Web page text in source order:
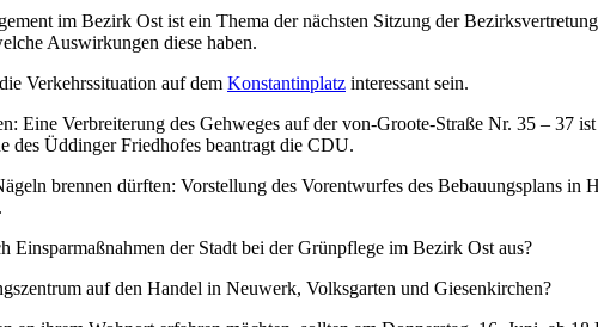
im Bezirk Ost ist ein Thema der nächsten Sitzung der
Auswirkungen diese haben.
Verkehrssituation auf dem Konstantinplatz interessant sein.
Eine Verbreiterung des Gehweges auf der von-Groote-Straße Nr. 35 – 37
des Üddinger Friedhofes beantragt die CDU.
brennen dürften: Vorstellung des Vorentwurfes des Bebauungsplans in
der Stadt bei der Grünpflege im Bezirk Ost aus?
auf den Handel in Neuwerk, Volksgarten und Giesenkirchen?